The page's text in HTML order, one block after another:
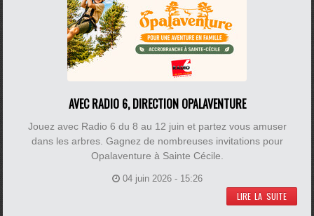
AVEC RADIO 6, DIRECTION OPALAVENTURE
Jouez avec Radio 6 du 8 au 12 juin et partez vous amuser
dans les arbres. Gagnez de nombreuses invitations pour
Opalaventure à Sainte Cécile.
04 juin 2026 - 15:26
LIRE LA SUITE